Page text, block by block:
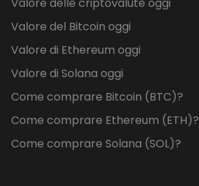
Valore del Bitcoin oggi
Valore di Ethereum oggi
Valore di Solana oggi
Come comprare Bitcoin (BTC)?
Come comprare Ethereum (ETH)?
Come comprare Solana (SOL)?